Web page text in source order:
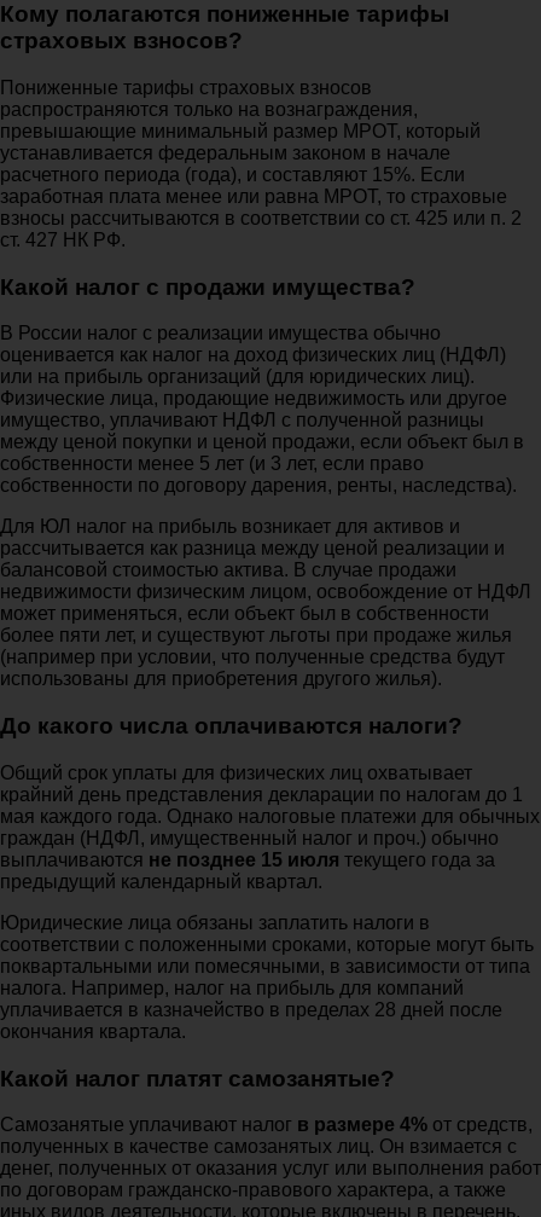
Кому полагаются пониженные тарифы
страховых взносов?
Пониженные тарифы страховых взносов
распространяются только на вознаграждения,
превышающие минимальный размер МРОТ, который
устанавливается федеральным законом в начале
расчетного периода (года), и составляют 15%. Если
заработная плата менее или равна МРОТ, то страховые
взносы рассчитываются в соответствии со ст. 425 или п. 2
ст. 427 НК РФ.
Какой налог с продажи имущества?
В России налог с реализации имущества обычно
оценивается как налог на доход физических лиц (НДФЛ)
или на прибыль организаций (для юридических лиц).
Физические лица, продающие недвижимость или другое
имущество, уплачивают НДФЛ с полученной разницы
между ценой покупки и ценой продажи, если объект был в
собственности менее 5 лет (и 3 лет, если право
собственности по договору дарения, ренты, наследства).
Для ЮЛ налог на прибыль возникает для активов и
рассчитывается как разница между ценой реализации и
балансовой стоимостью актива. В случае продажи
недвижимости физическим лицом, освобождение от НДФЛ
может применяться, если объект был в собственности
более пяти лет, и существуют льготы при продаже жилья
(например при условии, что полученные средства будут
использованы для приобретения другого жилья).
До какого числа оплачиваются налоги?
Общий срок уплаты для физических лиц охватывает
крайний день представления декларации по налогам до 1
мая каждого года. Однако налоговые платежи для обычных
граждан (НДФЛ, имущественный налог и проч.) обычно
выплачиваются не позднее 15 июля текущего года за
предыдущий календарный квартал.
Юридические лица обязаны заплатить налоги в
соответствии с положенными сроками, которые могут быть
поквартальными или помесячными, в зависимости от типа
налога. Например, налог на прибыль для компаний
уплачивается в казначейство в пределах 28 дней после
окончания квартала.
Какой налог платят самозанятые?
Самозанятые уплачивают налог в размере 4% от средств,
полученных в качестве самозанятых лиц. Он взимается с
денег, полученных от оказания услуг или выполнения работ
по договорам гражданско-правового характера, а также
иных видов деятельности, которые включены в перечень.